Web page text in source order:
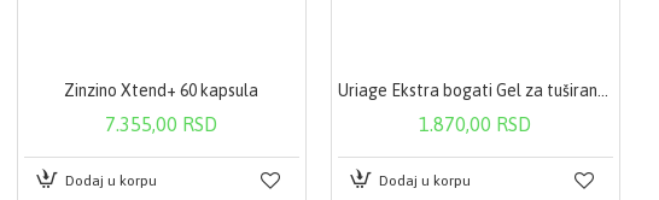
Zinzino Xtend+ 60 kapsula
7.355,00 RSD
Dodaj u korpu
Uriage Ekstra bogati Gel za tuširanje 500ml 1298
1.870,00 RSD
Dodaj u korpu